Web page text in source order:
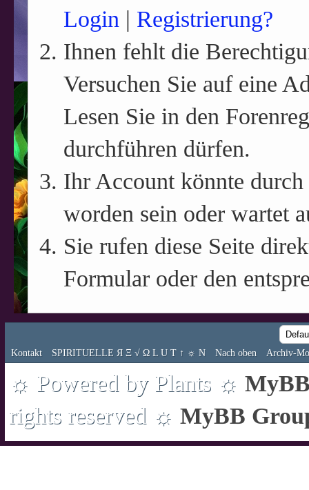
Login | Registrierung?
Ihnen fehlt die
Versuchen Sie auf eine
Lesen Sie in den
durchführen dürfen.
Ihr Account könnte
worden sein oder wartet
Sie rufen diese Seite
Formular oder den
Kontakt SPIRITUELLE Я Ξ √ Ω L U T ↑ ☼ N Nach oben Archiv-
☼ Powered by Plants ☼
rights reserved ☼ MyBB